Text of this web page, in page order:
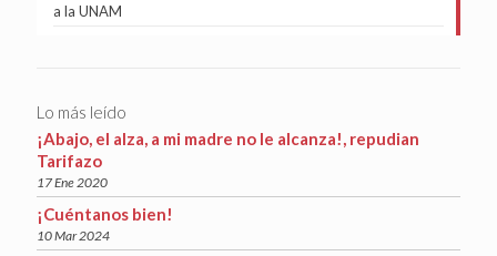
a la UNAM
Lo más leído
¡Abajo, el alza, a mi madre no le alcanza!, repudian
Tarifazo
17 Ene 2020
¡Cuéntanos bien!
10 Mar 2024